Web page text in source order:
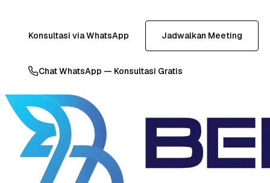
Konsultasi via WhatsApp Jadwalkan Meeting
Chat WhatsApp — Konsultasi Gratis